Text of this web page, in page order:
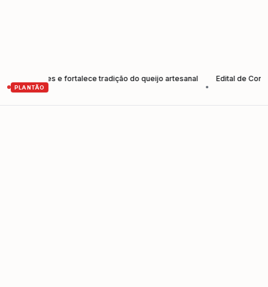
PLANTÃO
e fortalece tradição do queijo artesanal
Edital de